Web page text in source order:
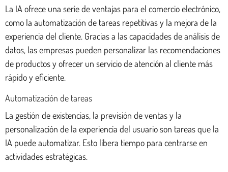
La IA ofrece una serie de ventajas para el comercio electrónico,
como la automatización de tareas repetitivas y la mejora de la
experiencia del cliente. Gracias a las capacidades de análisis de
datos, las empresas pueden personalizar las recomendaciones
de productos y ofrecer un servicio de atención al cliente más
rápido y eficiente.
Automatización de tareas
La gestión de existencias, la previsión de ventas y la
personalización de la experiencia del usuario son tareas que la
IA puede automatizar. Esto libera tiempo para centrarse en
actividades estratégicas.